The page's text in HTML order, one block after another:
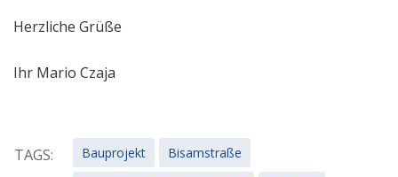
Herzliche Grüße
Ihr Mario Czaja
TAGS: Bauprojekt
Bisamstraße